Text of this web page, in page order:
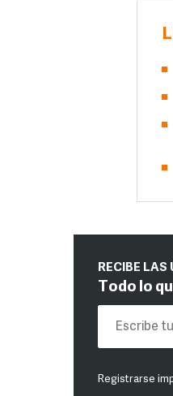
RECIBE
Todo lo
Registrarse